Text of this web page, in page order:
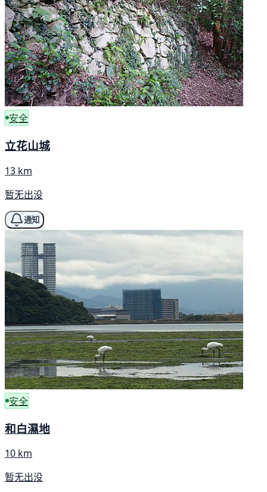
安全
立花山城
13 km
暂无出没
通知
安全
和白濕地
10 km
暂无出没